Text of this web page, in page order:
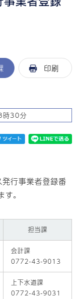
印刷
30分
発行事業者登録番
。
担当課
会計課
0772-43-9013
上下水道課
0772-43-9031